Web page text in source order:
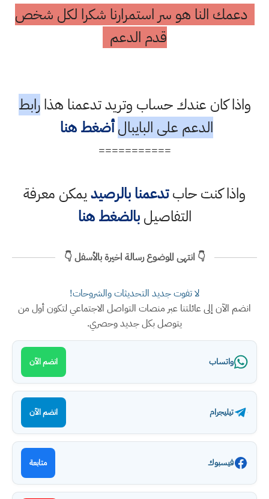
دعمك النا هو سر استمرارنا شكرا لكل شخص
قدم الدعم
واذا كان عندك حساب وتريد تدعمنا هذارابط
الدعم على البايبال أضغط هنا
===========
واذا كنت حابتدعمنا بالرصيديمكن معرفة
التفاصيلبالضغط هنا
👇 انتهى الموضوع رسالة اخيرة بالأسفل 👇
لا تفوت جديد التحديثات والشروحات!
انضم الآن إلى عائلتنا عبر منصات التواصل الاجتماعي لتكون أول من
يتوصل بكل جديد وحصري.
واتساب انضم الآن
تيليجرام انضم الآن
فيسبوك متابعة